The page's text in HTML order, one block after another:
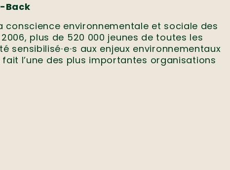
Back
conscience environnementale et sociale des
plus de 520 000 jeunes de toutes les
aux enjeux environnementaux
l’une des plus importantes organisations